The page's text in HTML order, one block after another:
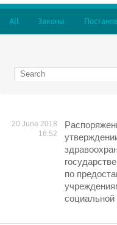
All Законы
20 June 2018
16:52
по
социальной